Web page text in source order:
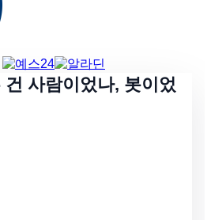
사람이었나, 봇이었